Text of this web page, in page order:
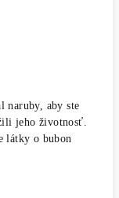
naruby, aby ste
jeho životnosť.
látky o bubon